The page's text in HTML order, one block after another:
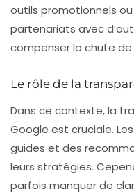
outils promotionnels
partenariats avec
compenser la chute
Le rôle de la
Dans ce contexte, la
Google est cruciale.
guides et des
leurs stratégies.
parfois manquer de